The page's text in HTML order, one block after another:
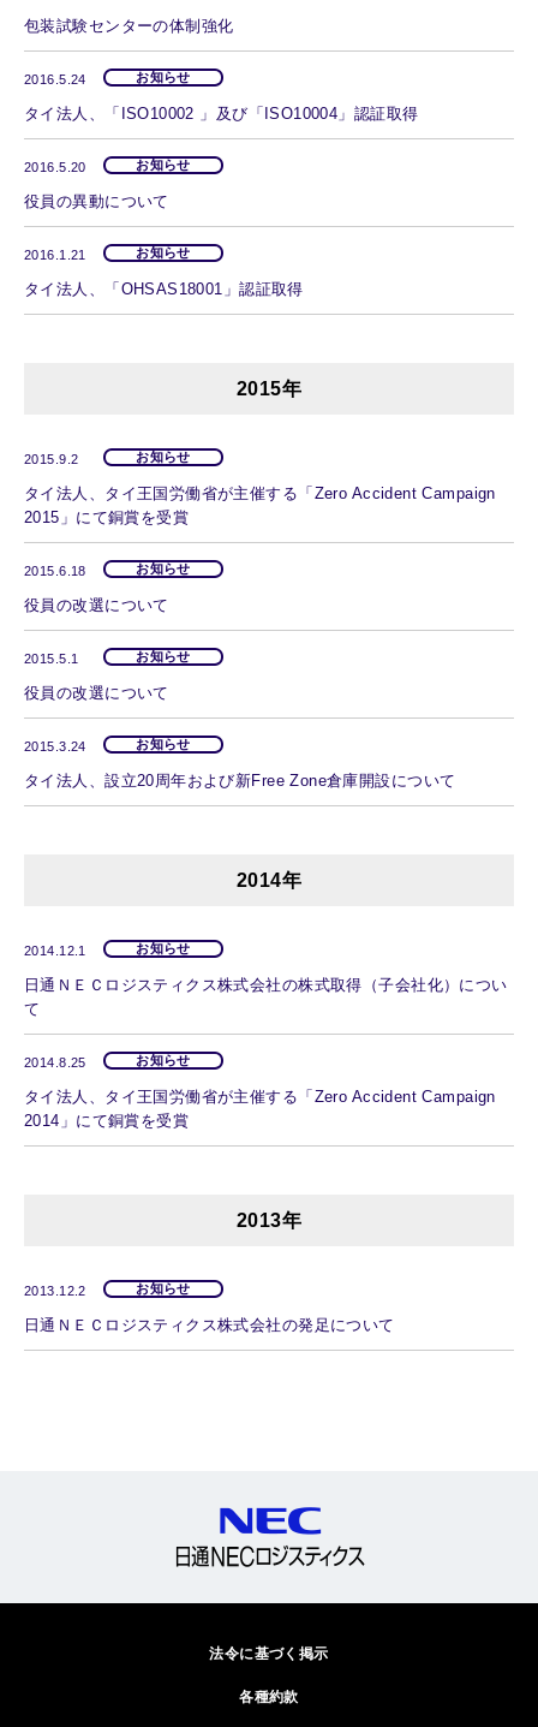
包装試験センターの体制強化
2016.5.24 お知らせ
タイ法人、「ISO10002 」及び「ISO10004」認証取得
2016.5.20 お知らせ
役員の異動について
2016.1.21 お知らせ
タイ法人、「OHSAS18001」認証取得
2015年
2015.9.2 お知らせ
タイ法人、タイ王国労働省が主催する「Zero Accident Campaign
2015」にて銅賞を受賞
2015.6.18 お知らせ
役員の改選について
2015.5.1 お知らせ
役員の改選について
2015.3.24 お知らせ
タイ法人、設立20周年および新Free Zone倉庫開設について
2014年
2014.12.1 お知らせ
日通ＮＥＣロジスティクス株式会社の株式取得（子会社化）につい
て
2014.8.25 お知らせ
タイ法人、タイ王国労働省が主催する「Zero Accident Campaign
2014」にて銅賞を受賞
2013年
2013.12.2 お知らせ
日通ＮＥＣロジスティクス株式会社の発足について
法令に基づく掲示
各種約款